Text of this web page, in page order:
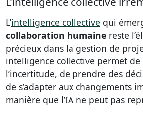
L’intelligence collective qui
collaboration humaine reste
précieux dans la gestion de
intelligence collective permet
l’incertitude, de prendre des
de s’adapter aux changements
manière que l’IA ne peut pas